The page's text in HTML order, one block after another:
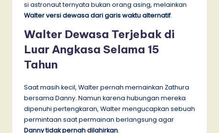
si astronaut ternyata bukan orang asing, melainkan
Walter versi dewasa dari garis waktu alternatif.
Walter Dewasa Terjebak di
Luar Angkasa Selama 15
Tahun
Saat masih kecil, Walter pernah memainkan Zathura
bersama Danny. Namun karena hubungan mereka
dipenuhi pertengkaran, Walter mengucapkan sebuah
permintaan saat permainan berlangsung agar
Danny tidak pernah dilahirkan.